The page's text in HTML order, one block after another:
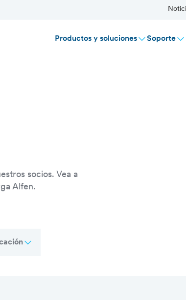
Productos y soluciones Soporte
socios. Vea a
Alfen.